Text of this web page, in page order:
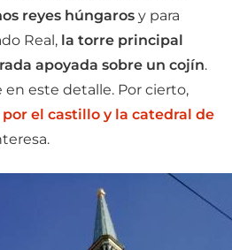
reyes húngaros y para
Real, la torre principal
apoyada sobre un cojín.
en este detalle. Por cierto,
el castillo y la catedral de